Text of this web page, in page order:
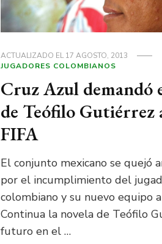
ACTUALIZADO EL17 AGOSTO, 2013
JUGADORES COLOMBIANOS
Cruz Azul demandó
de Teófilo Gutiérrez
FIFA
El conjunto mexicano se quejó
por el incumplimiento del
colombiano y su nuevo equipo
Continua la novela de Teófilo
futuro en el …